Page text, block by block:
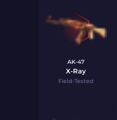
AK-47
X-Ray
Field-Tested